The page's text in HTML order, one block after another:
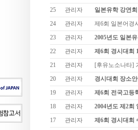
25
관리자
일본유학 강연
24
관리자
제6회 일본어경
23
관리자
2005년도 일본
22
관리자
제6회 경시대회
21
관리자
[후유노소나타]
20
관리자
경시대회 장소
19
관리자
제6회 전국고등
18
관리자
2004년도 제2회
17
관리자
제6회 경시대회